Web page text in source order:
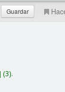
(3).